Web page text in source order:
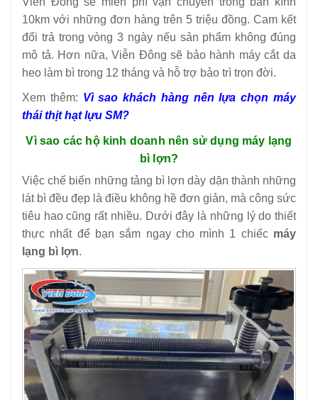
10km với những đơn hàng trên 5 triệu đồng. Cam kết
đổi trả trong vòng 3 ngày nếu sản phẩm không đúng
mô tả. Hơn nữa, Viễn Đông sẽ bảo hành máy cắt da
heo làm bì trong 12 tháng và hỗ trợ bảo trì trọn đời.
Xem thêm: Vì sao khách hàng nên lựa chọn máy
thái thịt hạt lựu SM?
Vì sao các hộ kinh doanh nên sử dụng máy lạng
bì lợn?
Việc chế biến những tảng bì lợn dày dặn thành những
lát bì đều đẹp là điều không hề đơn giản, mà công sức
tiêu hao cũng rất nhiều. Dưới đây là những lý do thiết
thực nhất để bạn sắm ngay cho mình 1 chiếc máy
lạng bì lợn.